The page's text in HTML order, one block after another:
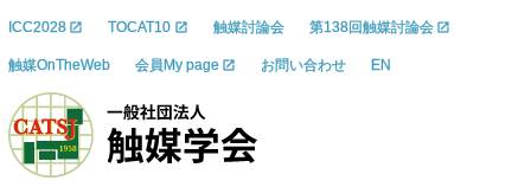
ICC2028 TOCAT10 触媒討論会 第138回触媒討論会
触媒OnTheWeb 会員My page お問い合わせ EN